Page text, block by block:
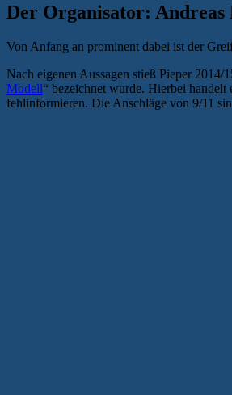
Der Organisator: Andreas
Von Anfang an prominent dabei ist der
Nach eigenen Aussagen stieß Pieper 2014/
Modell“ bezeichnet wurde. Hierbei
fehlinformieren. Die Anschläge von 9/11